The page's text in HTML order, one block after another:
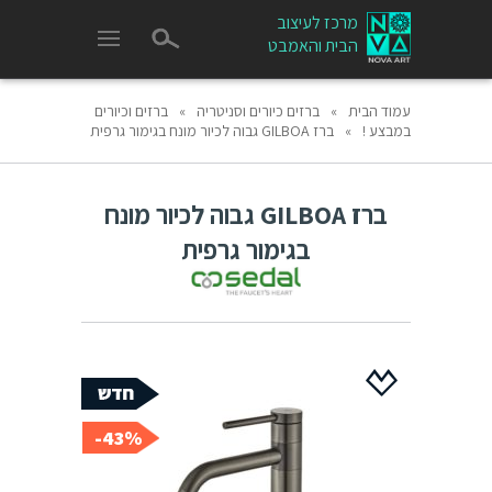
מרכז לעיצוב
הבית והאמבט
עמוד הבית » ברזים כיורים וסניטריה »
ברזים וכיורים
במבצע !
» ברז GILBOA גבוה לכיור מונח בגימור גרפית
ברז GILBOA גבוה לכיור מונח
בגימור גרפית
43%-